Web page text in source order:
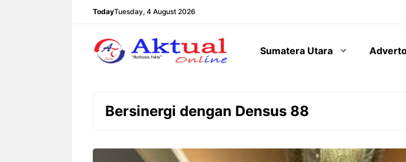
TodayTuesday, 4 August 2026
Sumatera Utara
Bersinergi dengan Densus 88